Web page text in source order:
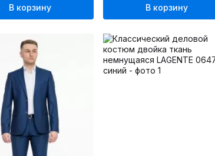
В корзину В корзину